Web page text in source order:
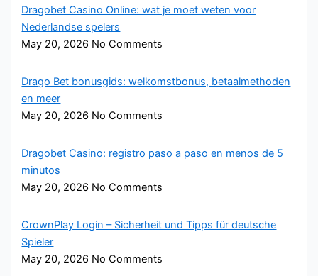
Dragobet Casino Online: wat je moet weten voor
Nederlandse spelers
May 20, 2026 No Comments
Drago Bet bonusgids: welkomstbonus, betaalmethoden
en meer
May 20, 2026 No Comments
Dragobet Casino: registro paso a paso en menos de 5
minutos
May 20, 2026 No Comments
CrownPlay Login – Sicherheit und Tipps für deutsche
Spieler
May 20, 2026 No Comments